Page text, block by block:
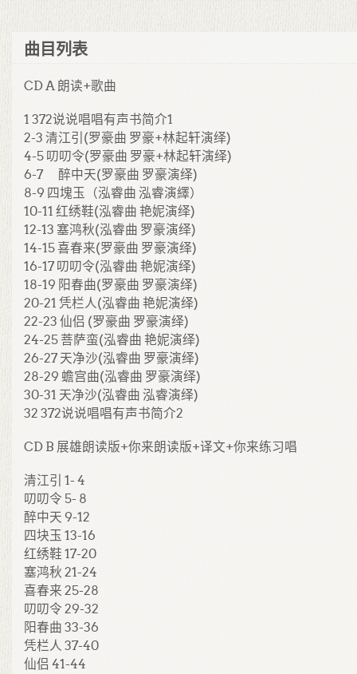
曲目列表
CD A 朗读+歌曲
1 372说说唱唱有声书简介1
2-3 清江引(罗豪曲 罗豪+林起轩演绎)
4-5 叨叨令(罗豪曲 罗豪+林起轩演绎)
6-7 醉中天(罗豪曲 罗豪演绎)
8-9 四塊玉（泓睿曲 泓睿演繹）
10-11 红绣鞋(泓睿曲 艳妮演绎)
12-13 塞鸿秋(泓睿曲 罗豪演绎)
14-15 喜春来(罗豪曲 罗豪演绎)
16-17 叨叨令(泓睿曲 艳妮演绎)
18-19 阳春曲(罗豪曲 罗豪演绎)
20-21 凭栏人(泓睿曲 艳妮演绎)
22-23 仙侣 (罗豪曲 罗豪演绎)
24-25 菩萨蛮(泓睿曲 艳妮演绎)
26-27 天净沙(泓睿曲 罗豪演绎)
28-29 蟾宫曲(泓睿曲 罗豪演绎)
30-31 天净沙(泓睿曲 泓睿演绎)
32 372说说唱唱有声书简介2
CD B 展雄朗读版+你来朗读版+译文+你来练习唱
清江引 1- 4
叨叨令 5- 8
醉中天 9-12
四块玉 13-16
红绣鞋 17-20
塞鸿秋 21-24
喜春来 25-28
叨叨令 29-32
阳春曲 33-36
凭栏人 37-40
仙侣 41-44